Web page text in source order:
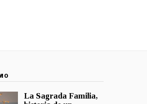
La Sagrada Familia,